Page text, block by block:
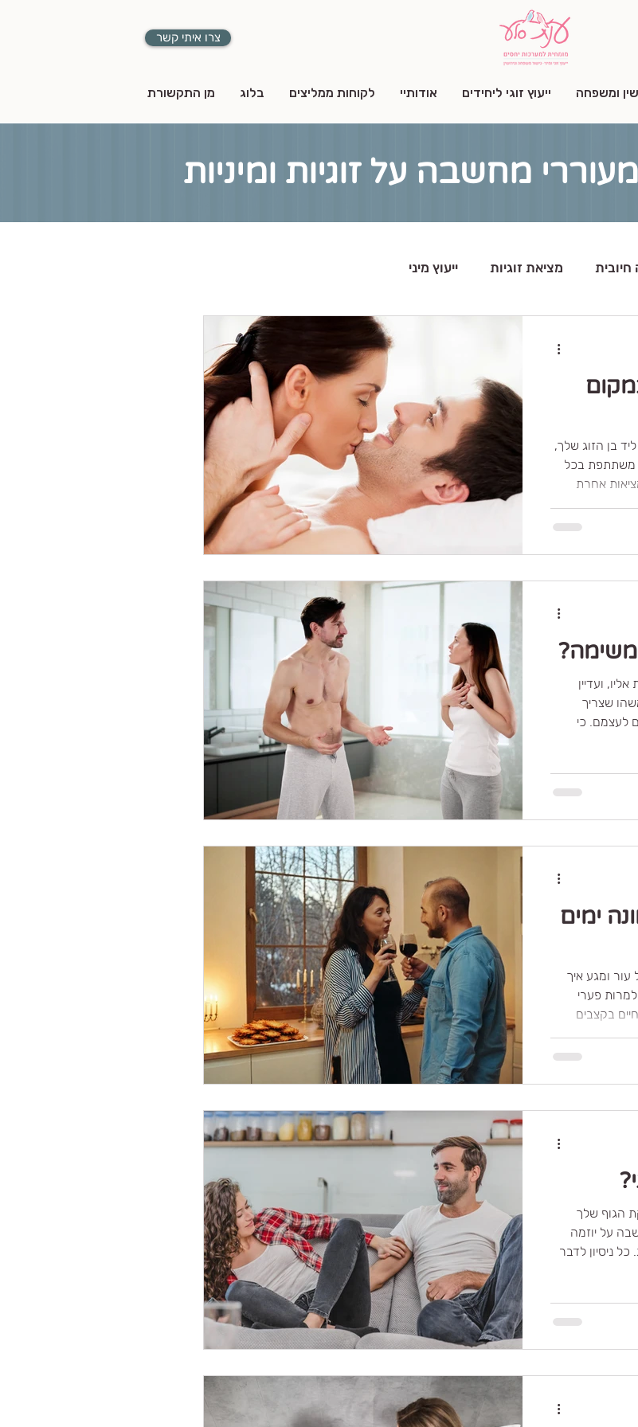
צרו איתי קשר
ומשפחה ייעוץ זוגי ליחידים אודותיי לקוחות ממליצים בלוג מן התקשורת
מחשבה על זוגיות ומיניות
חיובית מציאת זוגיות ייעוץ מיני
בן הזוג שלך,
משתתפת בכל
אחרת
וסקרניות
בן הזוג חושב,
בציפיות, עד
ועדיין
שצריך
לעצמם. כי
ולמה דווקא
ממקום
לדבר על
ימים
עור ומגע איך
למרות פערי
בקצבים
הגוף שלך
על יוזמה
ניסיון לדבר
זה כי יש כאן
לב. איך פערי חשק יכולים